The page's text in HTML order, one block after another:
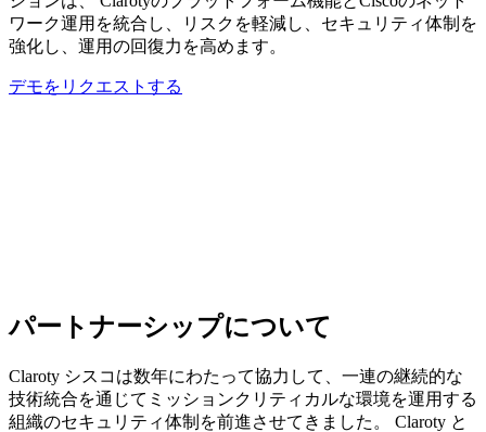
ワーク運用を統合し、リスクを軽減し、セキュリティ体制を
強化し、運用の回復力を高めます。
デモをリクエストする
パートナーシップについて
Claroty シスコは数年にわたって協力して、一連の継続的な
技術統合を通じてミッションクリティカルな環境を運用する
組織のセキュリティ体制を前進させてきました。 Claroty と